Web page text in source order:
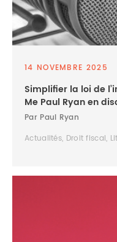
14 NOVEMBRE 2025
Simplifier la loi de
Me Paul Ryan en
Par Paul Ryan
Actualités, Droit fiscal,